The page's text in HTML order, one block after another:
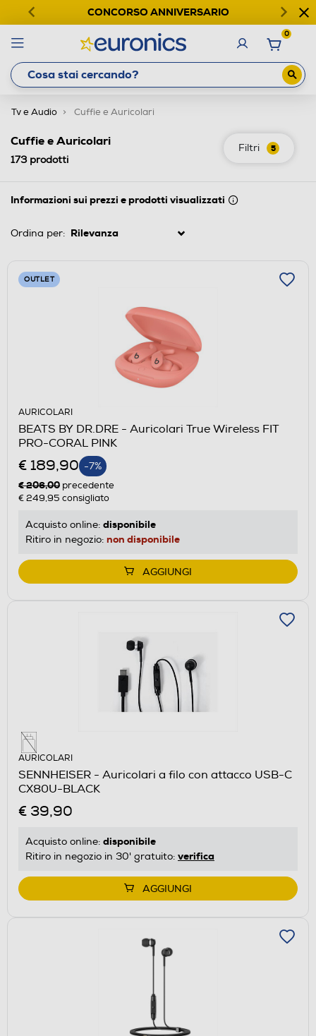
CONCORSO ANNIVERSARIO
0
Tv e Audio Cuffie e Auricolari
Filtri 5
Cuffie e Auricolari
173prodotti
Informazioni sui prezzi e prodotti visualizzati
Ordina per:
OUTLET
AURICOLARI
BEATS BY DR.DRE - Auricolari True Wireless FIT
PRO-CORAL PINK
€ 189,90 -7%
€ 206,00 precedente
€ 249,95 consigliato
Acquisto online: disponibile
Ritiro in negozio: non disponibile
AGGIUNGI
AURICOLARI
SENNHEISER - Auricolari a filo con attacco USB-C
CX80U-BLACK
€ 39,90
Acquisto online: disponibile
Ritiro in negozio in 30' gratuito: verifica
AGGIUNGI